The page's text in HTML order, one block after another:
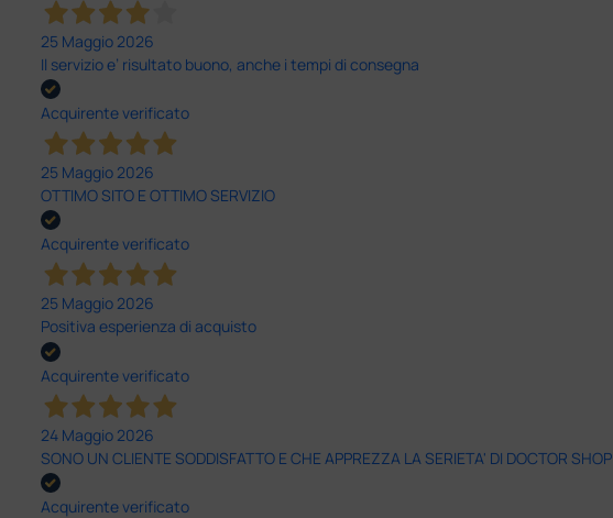
25 Maggio 2026
Il servizio e’ risultato buono, anche i tempi di consegna
Acquirente verificato
25 Maggio 2026
OTTIMO SITO E OTTIMO SERVIZIO
Acquirente verificato
25 Maggio 2026
Positiva esperienza di acquisto
Acquirente verificato
24 Maggio 2026
SONO UN CLIENTE SODDISFATTO E CHE APPREZZA LA SERIETA' DI DOCTOR SHOP
Acquirente verificato